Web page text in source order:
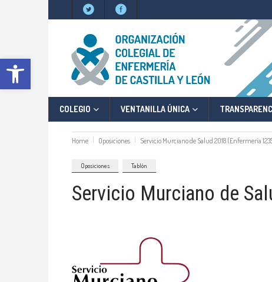
Abrir barra de herramientas
COLEGIO VENTANILLA ÚNICA
Home Oposiciones Servicio Murciano de Salud 2018 (Enfermería
Oposiciones Tablón
Servicio Murciano de